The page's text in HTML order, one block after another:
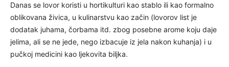
Danas se lovor koristi u hortikulturi kao stablo ili kao formalno
oblikovana živica, u kulinarstvu kao začin (lovorov list je
dodatak juhama, čorbama itd. zbog posebne arome koju daje
jelima, ali se ne jede, nego izbacuje iz jela nakon kuhanja) i u
pučkoj medicini kao ljekovita biljka.